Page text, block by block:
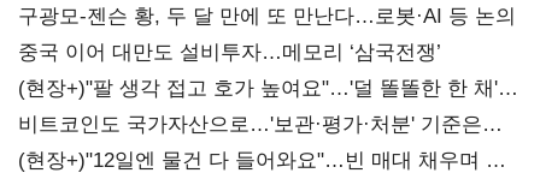
구광모-젠슨 황, 두 달 만에 또 만난다…로봇·AI 등 논의
중국 이어 대만도 설비투자…메모리 ‘삼국전쟁’
(현장+)"팔 생각 접고 호가 높여요"…'덜 똘똘한 한 채'
20억 키맞추기
비트코인도 국가자산으로…'보관·평가·처분' 기준은
숙제
(현장+)"12일엔 물건 다 들어와요"…빈 매대 채우며 문